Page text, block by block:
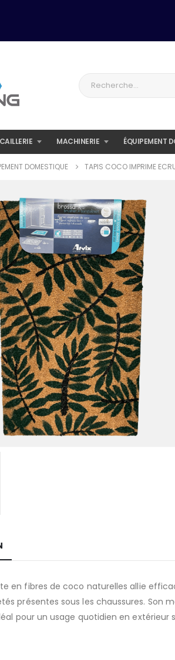
MACHINERIE ÉQUIPEMENT
DOMESTIQUE TAPIS COCO IMPRIME
en fibres de coco naturelles allie
présentes sous les chaussures.
pour un usage quotidien en